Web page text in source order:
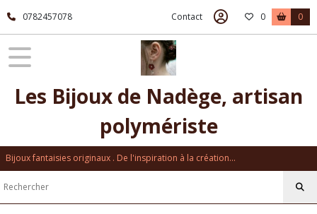
0782457078 Contact 0 0
Les Bijoux de Nadège, artisan
polymériste
Bijoux fantaisies originaux . De l'inspiration à la création...